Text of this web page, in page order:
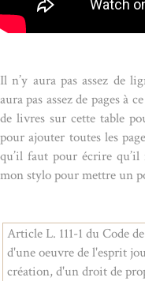
Il n’y aura pas assez de
aura pas assez de pages à
de livres sur cette table
pour ajouter toutes les
qu’il faut pour écrire qu’il
mon stylo pour mettre un
Article L. 111-1 du Code
d'une oeuvre de l'esprit
création, d'un droit de